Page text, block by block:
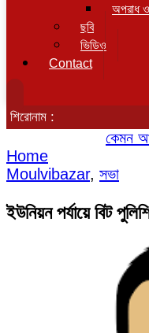
অপরাধ
ছবি
ভিডি‌ও
Contact
শিরোনাম :
কেমন আছে
Home
Moulvibazar, সভা
ইউনিয়ন পর্যায়ে বিট